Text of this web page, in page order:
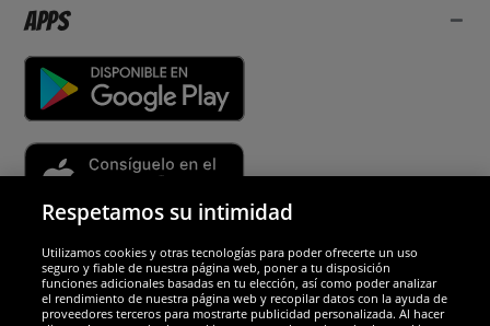
Apps
Socios y seguridad
Galardones
Respetamos su intimidad
Utilizamos cookies y otras tecnologías para poder ofrecerte un uso
seguro y fiable de nuestra página web, poner a tu disposición
funciones adicionales basadas en tu elección, así como poder analizar
el rendimiento de nuestra página web y recopilar datos con la ayuda de
proveedores terceros para mostrarte publicidad personalizada. Al hacer